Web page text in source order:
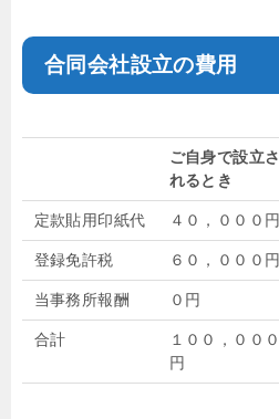
合同会社設立の費用
ご自身で設立さ
れるとき
定款貼用印紙代 ４０，０００円
登録免許税 ６０，０００円
当事務所報酬 ０円
合計
１００，０００
円